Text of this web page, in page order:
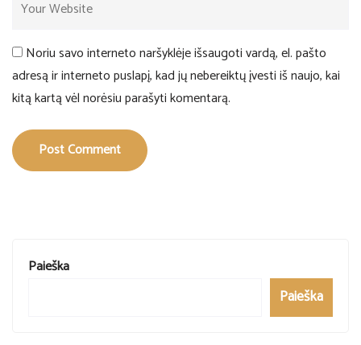
Noriu savo interneto naršyklėje išsaugoti vardą, el. pašto
adresą ir interneto puslapį, kad jų nebereiktų įvesti iš naujo, kai
kitą kartą vėl norėsiu parašyti komentarą.
Post Comment
Paieška
Paieška